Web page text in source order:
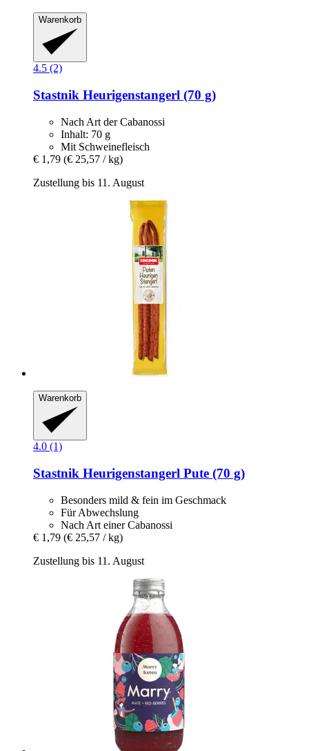
Warenkorb
4.5 (2)
Stastnik Heurigenstangerl (70 g)
Nach Art der Cabanossi
Inhalt: 70 g
Mit Schweinefleisch
€ 1,79 (€ 25,57 / kg)
Zustellung bis 11. August
Warenkorb
4.0 (1)
Stastnik Heurigenstangerl Pute (70 g)
Besonders mild & fein im Geschmack
Für Abwechslung
Nach Art einer Cabanossi
€ 1,79 (€ 25,57 / kg)
Zustellung bis 11. August